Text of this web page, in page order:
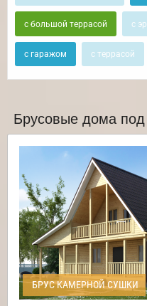
с большой террасой с
с гаражом с террасой
Брусовые дома
БРУС КАМЕРНОЙ СУШКИ